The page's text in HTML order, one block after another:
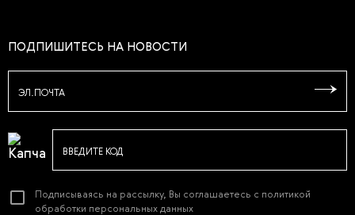
ПОДПИШИТЕСЬ НА НОВОСТИ
ЭЛ.ПОЧТА
ВВЕДИТЕ КОД
Подписываясь на рассылку, Вы соглашаетесь с политикой
обработки персональных данных